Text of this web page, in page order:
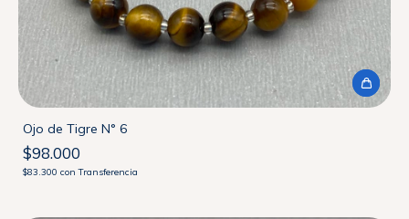
Ojo de Tigre N° 6
$98.000
$83.300 con Transferencia